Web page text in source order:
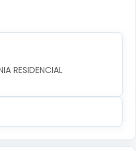
RESIDENCIAL